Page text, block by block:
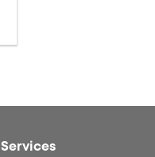
Services